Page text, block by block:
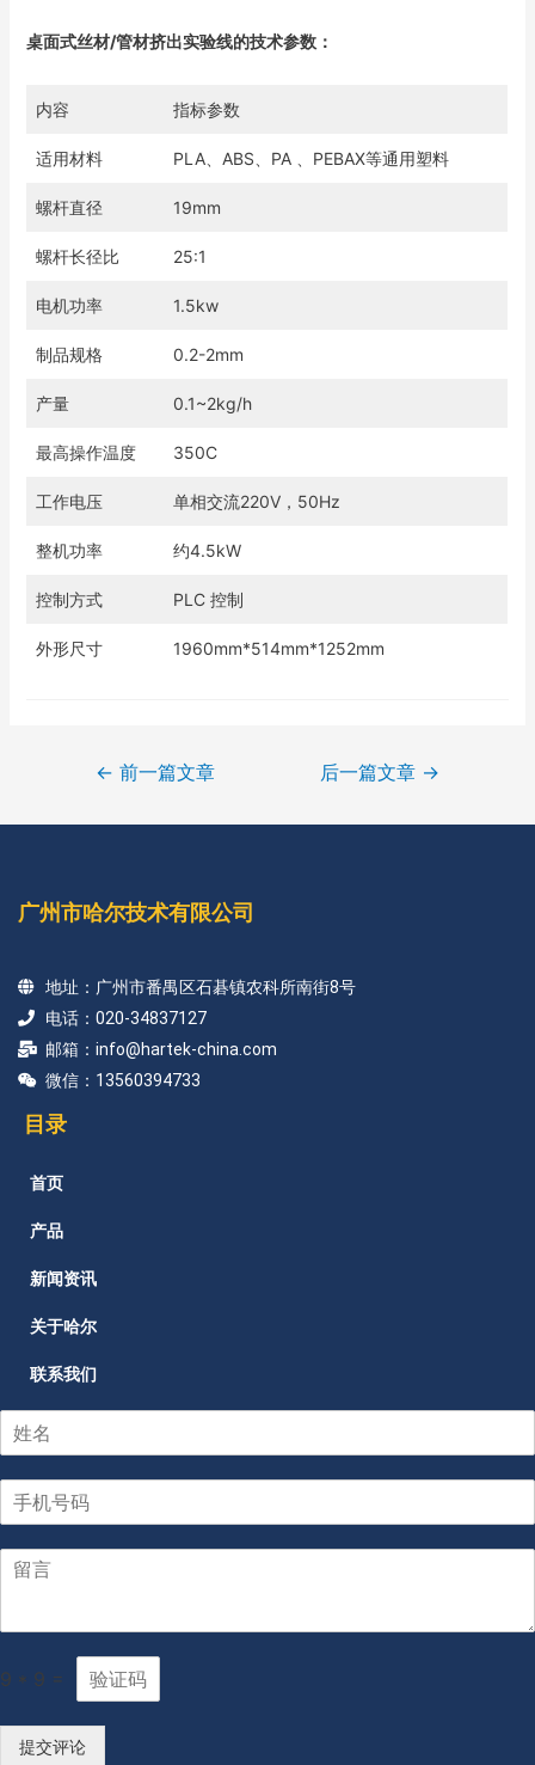
桌面式丝材/管材挤出实验线的技术参数：
内容 指标参数
适用材料 PLA、ABS、PA 、PEBAX等通用塑料
螺杆直径 19mm
螺杆长径比 25:1
电机功率 1.5kw
制品规格 0.2-2mm
产量 0.1~2kg/h
最高操作温度 350C
工作电压 单相交流220V，50Hz
整机功率 约4.5kW
控制方式 PLC 控制
外形尺寸 1960mm*514mm*1252mm
← 前一篇文章 后一篇文章 →
广州市哈尔技术有限公司
地址：广州市番禺区石碁镇农科所南街8号
电话：020-34837127
邮箱：info@hartek-china.com
微信：13560394733
目录
首页
产品
新闻资讯
关于哈尔
联系我们
9 * 9 =
提交评论